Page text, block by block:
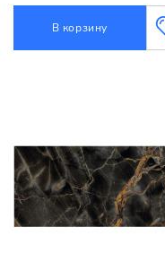
В корзину